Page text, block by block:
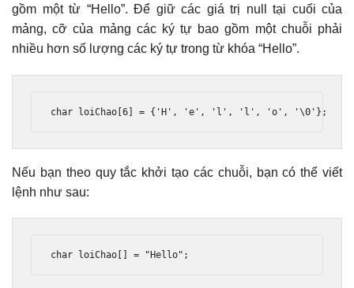
gồm một từ “Hello”. Để giữ các giá trị null tại cuối của
mảng, cỡ của mảng các ký tự bao gồm một chuỗi phải
nhiều hơn số lượng các ký tự trong từ khóa “Hello”.
char loiChao [6] = { 'H' , 'e' , 'l' , 'l' , 'o' , '\0' };
Nếu bạn theo quy tắc khởi tạo các chuỗi, bạn có thể viết
lệnh như sau:
char loiChao = "Hello" ;